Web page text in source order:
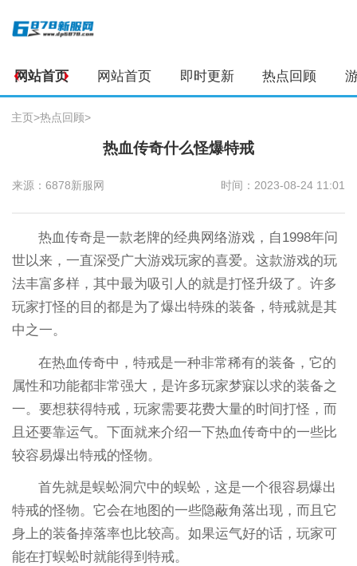
网站首页 网站首页 即时更新 热点回顾
主页>热点回顾>
热血传奇什么怪爆特戒
来源：6878新服网 时间：2023-08-24 11:01
热血传奇是一款老牌的经典网络游戏，自1998年问
世以来，一直深受广大游戏玩家的喜爱。这款游戏的玩
法丰富多样，其中最为吸引人的就是打怪升级了。许多
玩家打怪的目的都是为了爆出特殊的装备，特戒就是其
中之一。
在热血传奇中，特戒是一种非常稀有的装备，它的
属性和功能都非常强大，是许多玩家梦寐以求的装备之
一。要想获得特戒，玩家需要花费大量的时间打怪，而
且还要靠运气。下面就来介绍一下热血传奇中的一些比
较容易爆出特戒的怪物。
首先就是蜈蚣洞穴中的蜈蚣，这是一个很容易爆出
特戒的怪物。它会在地图的一些隐蔽角落出现，而且它
身上的装备掉落率也比较高。如果运气好的话，玩家可
能在打蜈蚣时就能得到特戒。